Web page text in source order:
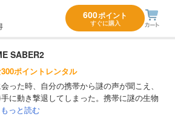
600ポイント
すぐに購入
SABER2
ポイントレンタル
った時、自分の携帯から謎の声が聞こえ、
に動き撃退してしまった。携帯に謎の生物
もっと読む